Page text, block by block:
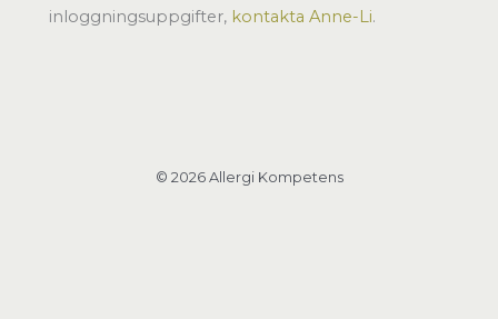
inloggningsuppgifter, kontakta Anne-Li.
© 2026 Allergi Kompetens